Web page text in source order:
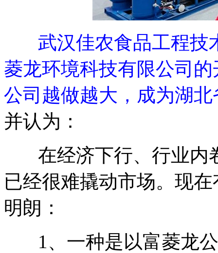
武汉佳农食品工程技
菱龙环境科技有限公司
公司越做越大，成为湖
并认为：
在经济下行、行业内
已经很难撬动市场。现
明朗：
1、一种是以富菱龙公